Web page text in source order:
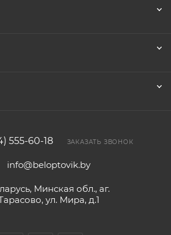
555-60-18 ЗАКАЗАТЬ ЗВОНОК
info@beloptovik.by
Минская обл., аг.
ул. Мира, д.1